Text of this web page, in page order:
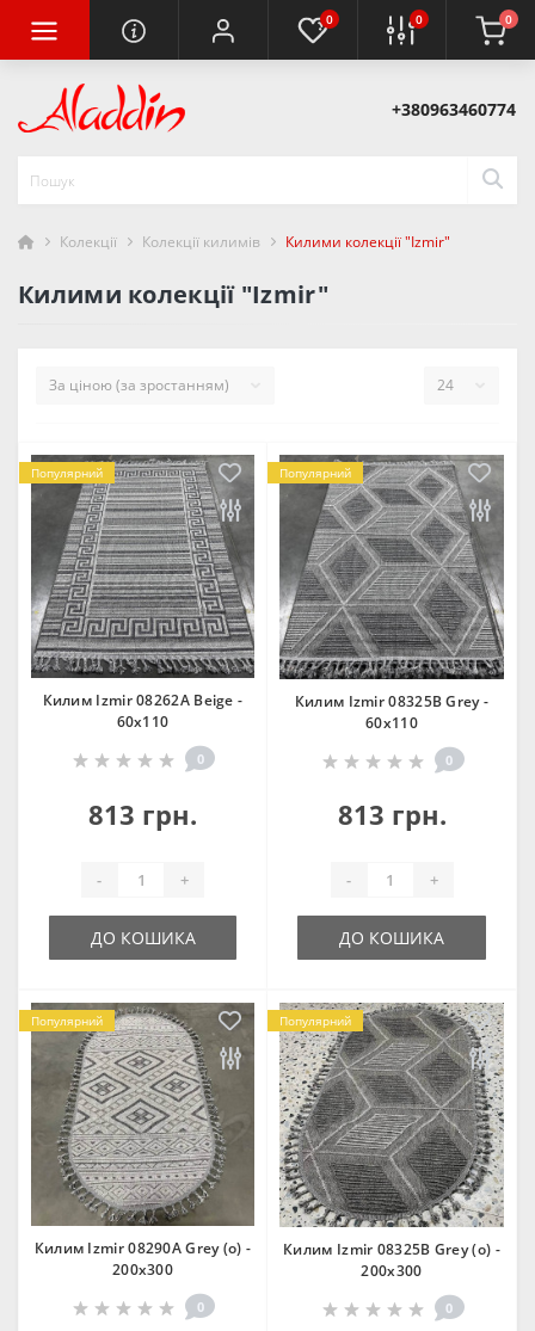
0 0 0
+380963460774
Колекції Колекції килимів Килими колекції "Izmir"
Килими колекції "Izmir"
Популярний
Килим Izmir 08262A Beige -
60х110
0
813 грн.
- +
ДО КОШИКА
Популярний
Килим Izmir 08325B Grey -
60х110
0
813 грн.
- +
ДО КОШИКА
Популярний
Килим Izmir 08290A Grey (o) -
200х300
0
Популярний
Килим Izmir 08325B Grey (o) -
200х300
0